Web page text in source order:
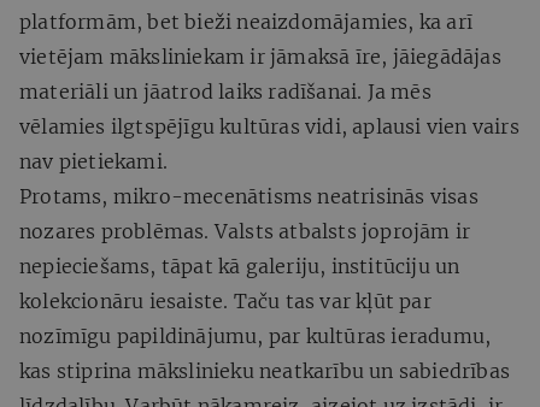
platformām, bet bieži neaizdomājamies, ka arī
vietējam māksliniekam ir jāmaksā īre, jāiegādājas
materiāli un jāatrod laiks radīšanai. Ja mēs
vēlamies ilgtspējīgu kultūras vidi, aplausi vien vairs
nav pietiekami.
Protams, mikro-mecenātisms neatrisinās visas
nozares problēmas. Valsts atbalsts joprojām ir
nepieciešams, tāpat kā galeriju, institūciju un
kolekcionāru iesaiste. Taču tas var kļūt par
nozīmīgu papildinājumu, par kultūras ieradumu,
kas stiprina mākslinieku neatkarību un sabiedrības